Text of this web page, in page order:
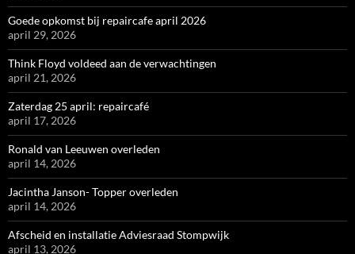
Goede opkomst bij repaircafe april 2026
april 29, 2026
Think Floyd voldeed aan de verwachtingen
april 21, 2026
Zaterdag 25 april: repaircafé
april 17, 2026
Ronald van Leeuwen overleden
april 14, 2026
Jacintha Janson- Topper overleden
april 14, 2026
Afscheid en installatie Adviesraad Stompwijk
april 13, 2026